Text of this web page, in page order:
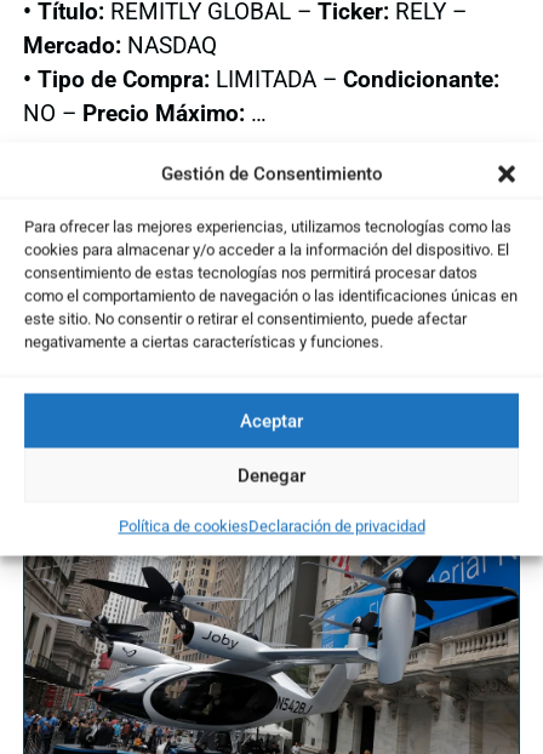
Gestión de Consentimiento
Para ofrecer las mejores experiencias, utilizamos tecnologías como las
cookies para almacenar y/o acceder a la información del dispositivo. El
consentimiento de estas tecnologías nos permitirá procesar datos
como el comportamiento de navegación o las identificaciones únicas en
este sitio. No consentir o retirar el consentimiento, puede afectar
negativamente a ciertas características y funciones.
Aceptar
Denegar
Política de cookiesDeclaración de privacidad
• Título:REMITLY GLOBAL – Ticker:RELY –
Mercado:NASDAQ
• Tipo de Compra:LIMITADA – Condicionante:
NO – Precio Máximo:…
exclusivo para Usuarios Suscritos
Activa tu Plan aquíy pasa a formar parte de
nuestra Comunidad de Inversores con acceso
completo a todos los contenidos
Te puede interesar ...